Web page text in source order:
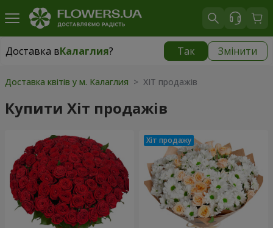
Доставка вКалаглия? Так Змінити
Доставка вКалаглия|
Доставка квітів у м. Калаглия > ХІТ продажів
Купити Хіт продажів